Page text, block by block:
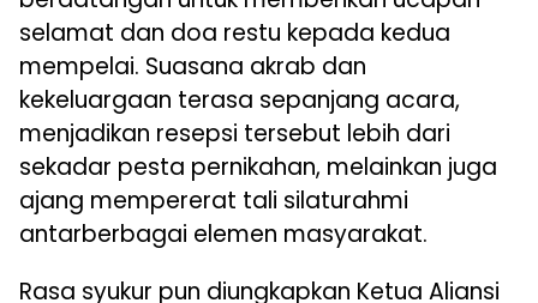
selamat dan doa restu kepada kedua
mempelai. Suasana akrab dan
kekeluargaan terasa sepanjang acara,
menjadikan resepsi tersebut lebih dari
sekadar pesta pernikahan, melainkan juga
ajang mempererat tali silaturahmi
antarberbagai elemen masyarakat.
Rasa syukur pun diungkapkan Ketua Aliansi